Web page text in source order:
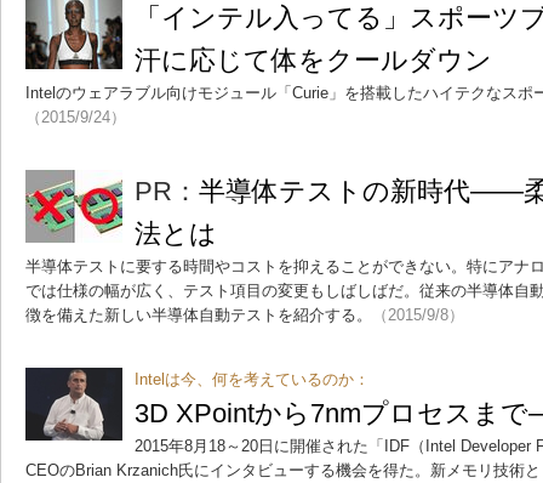
「インテル入ってる」スポー
汗に応じて体をクールダウン
Intelのウェアラブル向けモジュール「Curie」を搭載したハイテクなスポ
（2015/9/24）
PR： 半導体テストの新時代――
法とは
半導体テストに要する時間やコストを抑えることができない。特にアナ
では仕様の幅が広く、テスト項目の変更もしばしばだ。従来の半導体自
徴を備えた新しい半導体自動テストを紹介する。
（2015/9/8）
Intelは今、何を考えているのか：
3D XPointから7nmプロセスま
2015年8月18～20日に開催された「IDF（Intel Developer
CEOのBrian Krzanich氏にインタビューする機会を得た。新メモリ技術